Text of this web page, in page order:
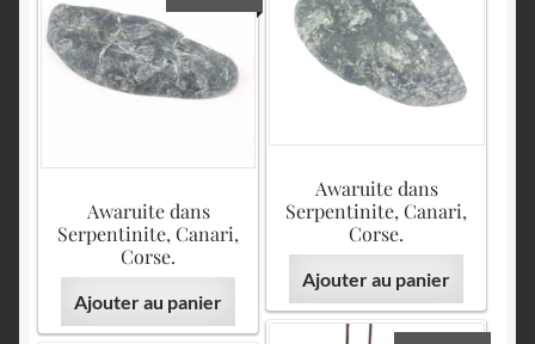
Awaruite dans
Serpentinite, Canari,
Corse.
Ajouter au panier
Awaruite dans
Serpentinite, Canari,
Corse.
Ajouter au panier